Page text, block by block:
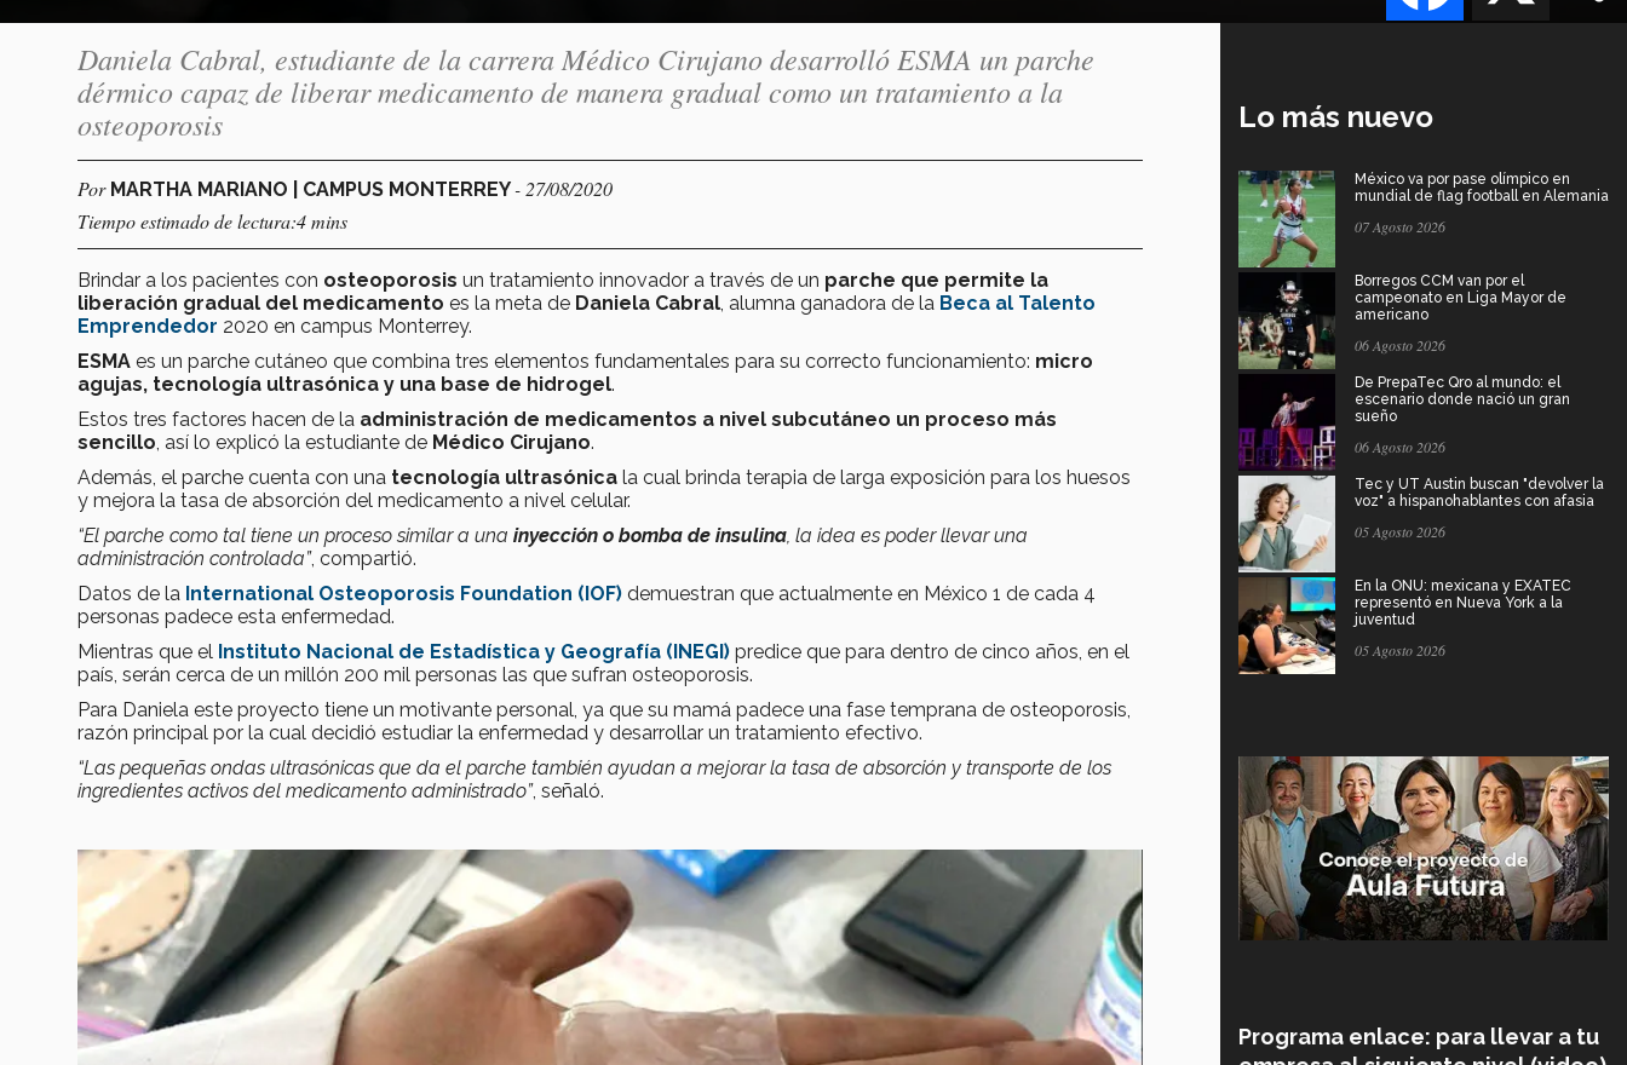
Daniela Cabral, estudiante de la carrera Médico Cirujano desarrolló ESMA un parche
dérmico capaz de liberar medicamento de manera gradual como un tratamiento a la
osteoporosis
Por MARTHA MARIANO | CAMPUS MONTERREY- 27/08/2020
Tiempo estimado de lectura:4 mins
Brindar a los pacientes con osteoporosis un tratamiento innovador a través de un parche que permite la
liberación gradual del medicamento es la meta de Daniela Cabral , alumna ganadora de la Beca al Talento
Emprendedor 2020 en campus Monterrey.
ESMA es un parche cutáneo que combina tres elementos fundamentales para su correcto funcionamiento: micro
agujas, tecnología ultrasónica y una base de hidrogel.
Estos tres factores hacen de la administración de medicamentos a nivel subcutáneo un proceso más
sencillo , así lo explicó la estudiante de Médico Cirujano.
Además, el parche cuenta con una tecnología ultrasónica la cual brinda terapia de larga exposición para los huesos
y mejora la tasa de absorción del medicamento a nivel celular.
“El parche como tal tiene un proceso similar a una inyección o bomba de insulina , la idea es poder llevar una
administración controlada”, compartió.
Datos de la International Osteoporosis Foundation (IOF) demuestran que actualmente en México 1 de cada 4
personas padece esta enfermedad.
Mientras que el Instituto Nacional de Estadística y Geografía (INEGI) predice que para dentro de cinco años, en el
país, serán cerca de un millón 200 mil personas las que sufran osteoporosis.
Para Daniela este proyecto tiene un motivante personal, ya que su mamá padece una fase temprana de osteoporosis,
razón principal por la cual decidió estudiar la enfermedad y desarrollar un tratamiento efectivo.
“Las pequeñas ondas ultrasónicas que da el parche también ayudan a mejorar la tasa de absorción y transporte de los
ingredientes activos del medicamento administrado”, señaló.
Lo más nuevo
México va por pase olímpico en
mundial de flag football en Alemania
07 Agosto 2026
Borregos CCM van por el
campeonato en Liga Mayor de
americano
06 Agosto 2026
De PrepaTec Qro al mundo: el
escenario donde nació un gran
sueño
06 Agosto 2026
Tec y UT Austin buscan "devolver la
voz" a hispanohablantes con afasia
05 Agosto 2026
En la ONU: mexicana y EXATEC
representó en Nueva York a la
juventud
05 Agosto 2026
Programa enlace: para llevar a tu